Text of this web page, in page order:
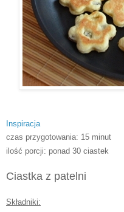
Inspiracja
czas przygotowania: 15 minut
ilość porcji: ponad 30 ciastek
Ciastka z patelni
Składniki: